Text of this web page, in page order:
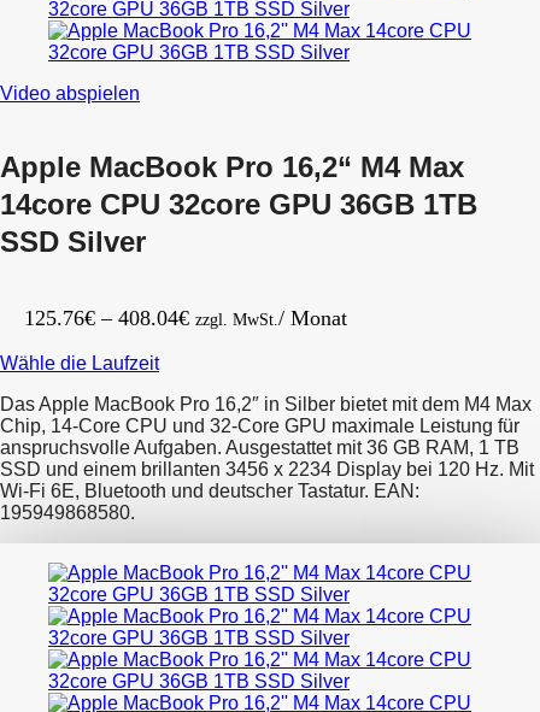
Video abspielen
Apple MacBook Pro 16,2“ M4 Max
14core CPU 32core GPU 36GB 1TB
SSD Silver
125.76€ – 408.04€Preisspanne:
408.04€
zzgl. MwSt./ Monat
Wähle die Laufzeit
Das Apple MacBook Pro 16,2″ in Silber bietet mit dem M4 Max
Chip, 14‑Core CPU und 32‑Core GPU maximale Leistung für
anspruchsvolle Aufgaben. Ausgestattet mit 36 GB RAM, 1 TB
SSD und einem brillanten 3456 x 2234 Display bei 120 Hz. Mit
Wi‑Fi 6E, Bluetooth und deutscher Tastatur. EAN:
195949868580.